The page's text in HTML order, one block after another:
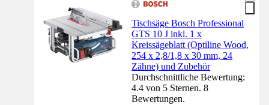
Tischsäge Bosch Professional
GTS 10 J inkl. 1 x
Kreissägeblatt (Optiline Wood,
254 x 2,8/1,8 x 30 mm, 24
Zähne) und Zubehör
Durchschnittliche Bewertung:
4.4 von 5 Sternen. 8
Bewertungen.